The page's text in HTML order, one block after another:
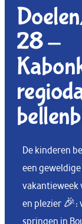
28 -
De kinderen
een
vakantieweek
en plezier 🎉:
springen in